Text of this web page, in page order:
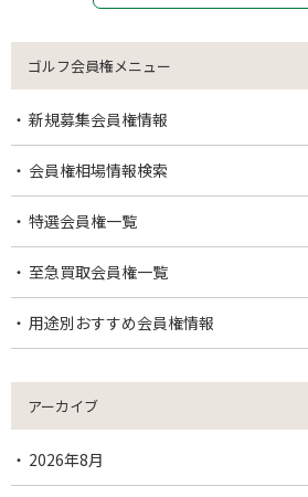
ゴルフ会員権メニュー
新規募集会員権情報
会員権相場情報検索
特選会員権一覧
至急買取会員権一覧
用途別おすすめ会員権情報
アーカイブ
2026年8月